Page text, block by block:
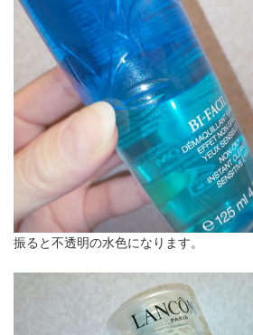
振ると不透明の水色になります。